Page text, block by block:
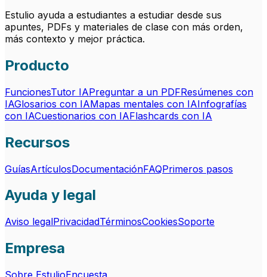
Estulio ayuda a estudiantes a estudiar desde sus
apuntes, PDFs y materiales de clase con más orden,
más contexto y mejor práctica.
Producto
FuncionesTutor IAPreguntar a un PDFResúmenes con
IAGlosarios con IAMapas mentales con IAInfografías
con IACuestionarios con IAFlashcards con IA
Recursos
GuíasArtículosDocumentaciónFAQPrimeros pasos
Ayuda y legal
Aviso legalPrivacidadTérminosCookiesSoporte
Empresa